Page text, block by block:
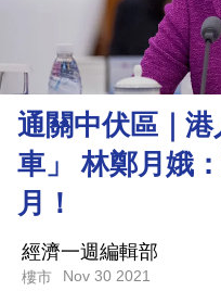
市
理
財
商
科
技
通關中伏區｜
車」 林鄭月娥
月！
經濟一週編輯部
樓市 Nov 30 2021